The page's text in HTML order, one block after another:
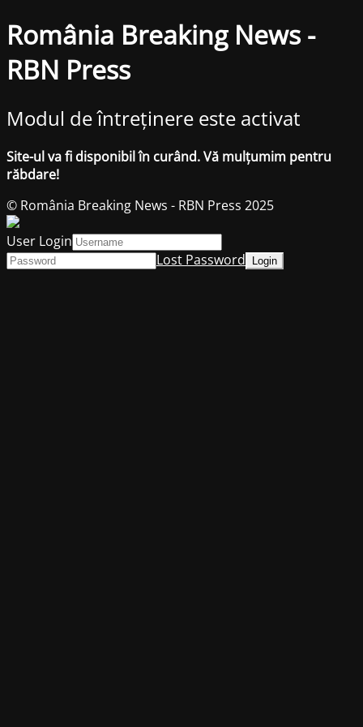
România Breaking News -
RBN Press
Modul de întreținere este activat
Site-ul va fi disponibil în curând. Vă mulțumim pentru
răbdare!
© România Breaking News - RBN Press 2025
User Login
Lost Password